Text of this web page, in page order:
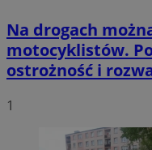
Na drogach
motocyklistów.
ostrożność i
1